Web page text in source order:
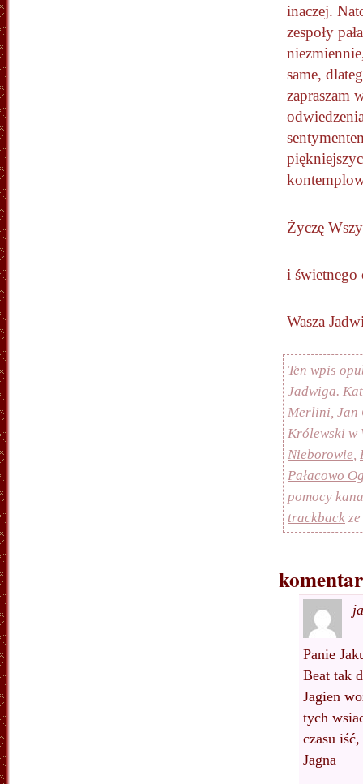
inaczej.
zespoły
same,
zapraszam
Życzę
i świetnego
Wasza
Ten wpis
Jadwiga.
Merlini, Jan
Królewski w
Nieborowie,
Pałacowo
pomocy
trackback
Panie
Beat tak
Jagien
tych
czasu
Jagna